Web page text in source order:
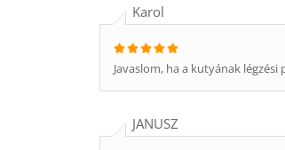
Karol
Javaslom, ha a kutyának légzési
JANUSZ